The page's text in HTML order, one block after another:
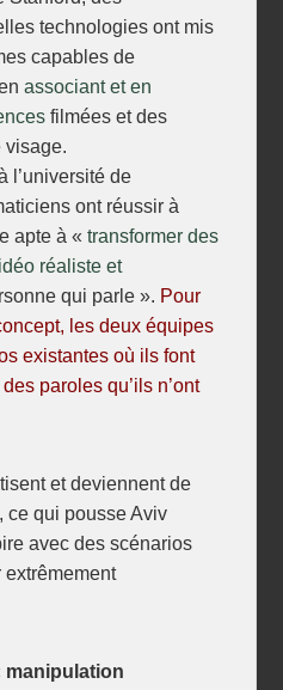
technologies ont mis
capables de
associant et en
filmées et des
visage.
l’université de
ont réussir à
apte à «transformer des
réaliste et
qui parle ». Pour
les deux équipes
existantes où ils font
paroles qu’ils n’ont
et deviennent de
ce qui pousse Aviv
avec des scénarios
extrêmement
manipulation